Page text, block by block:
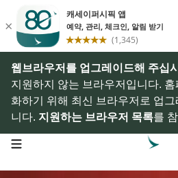
웹브라우저를 업그레이드해 주십
지원하지 않는 브라우저입니다.
화하기 위해 최신 브라우저로 업
니다. 지원하는 브라우저 목록를
open navigation menu